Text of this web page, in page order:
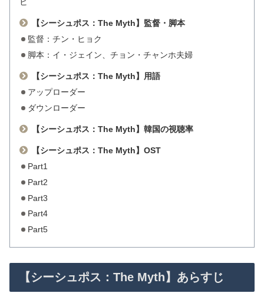
ヒ
【シーシュポス：The Myth】監督・脚本
監督：チン・ヒョク
脚本：イ・ジェイン、チョン・チャンホ夫婦
【シーシュポス：The Myth】用語
アップローダー
ダウンローダー
【シーシュポス：The Myth】韓国の視聴率
【シーシュポス：The Myth】OST
Part1
Part2
Part3
Part4
Part5
【シーシュポス：The Myth】あらすじ